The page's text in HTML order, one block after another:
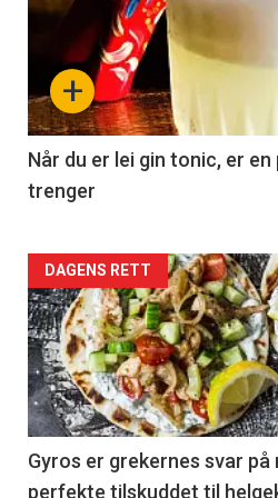
+
Når du er lei gin tonic, er
trenger
Forsiden
akkurat
nå
-
2
DAGENS RETT
Gyros er grekernes svar
perfekte tilskuddet til